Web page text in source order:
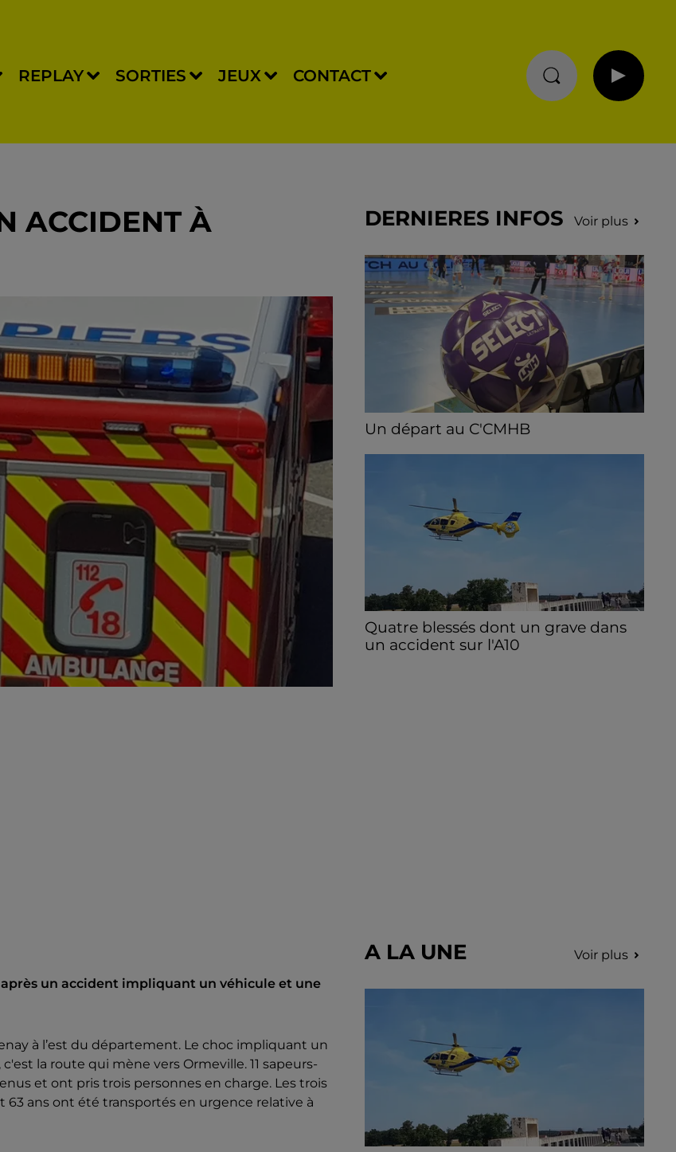
REPLAY SORTIES JEUX CONTACT
ACCIDENT À
un accident impliquant un véhicule et une
à l’est du département. Le choc impliquant un
la route qui mène vers Ormeville. 11 sapeurs-
et ont pris trois personnes en charge. Les trois
ans ont été transportés en urgence relative à
DERNIERES INFOS Voir plus
Un départ au C'CMHB
Quatre blessés dont un grave dans
un accident sur l'A10
A LA UNE Voir plus